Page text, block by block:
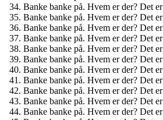
Banke banke på. Hvem er der? Det
Banke banke på. Hvem er der? Det
Banke banke på. Hvem er der? Det
Banke banke på. Hvem er der? Det
Banke banke på. Hvem er der? Det
Banke banke på. Hvem er der? Det
Banke banke på. Hvem er der? Det
Banke banke på. Hvem er der? Det
Banke banke på. Hvem er der? Det
Banke banke på. Hvem er der? Det
Banke banke på. Hvem er der? Det